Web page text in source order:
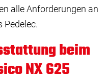
alle Anforderungen an
Pedelec.
beim
NX 625